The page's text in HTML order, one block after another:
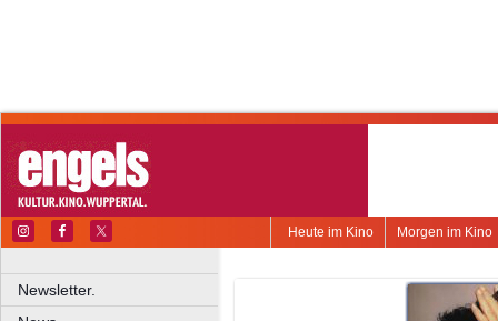
Morgen im Kino
Heute im Kino
Newsletter.